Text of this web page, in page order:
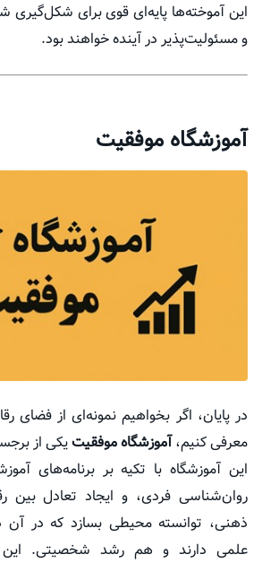
این آموخته‌ها پایه‌ای قوی برای شکل‌گیری
و مسئولیت‌پذیر در آینده خواهند بود.
آموزشگاه موفقیت
در پایان، اگر بخواهیم نمونه‌ای از فضای
معرفی کنیم،آموزشگاه موفقیتیکی از
این آموزشگاه با تکیه بر برنامه‌های
روان‌شناسی فردی، و ایجاد تعادل بین
ذهنی، توانسته محیطی بسازد که در
علمی دارند و هم رشد شخصیتی. این